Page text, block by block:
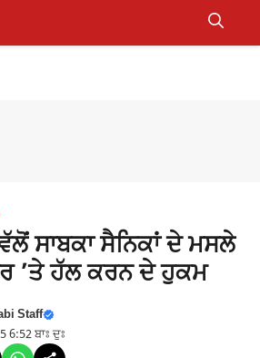
ਸਾਬਕਾ ਸੈਨਿਕਾਂ ਦੇ ਮਸਲੇ
’ਤੇ ਹੱਲ ਕਰਨ ਦੇ ਹੁਕਮ
Staff
6:52 ਬਾਃ ਦੁਃ